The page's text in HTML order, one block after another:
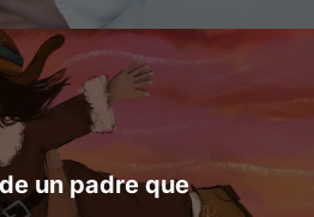
un padre que